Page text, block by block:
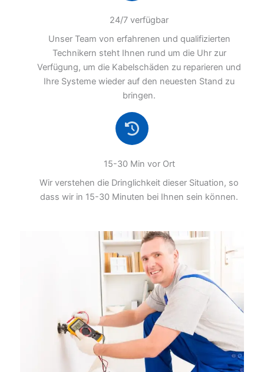
24/7 verfügbar
Unser Team von erfahrenen und qualifizierten
Technikern steht Ihnen rund um die Uhr zur
Verfügung, um die Kabelschäden zu reparieren und
Ihre Systeme wieder auf den neuesten Stand zu
bringen.
15-30 Min vor Ort
Wir verstehen die Dringlichkeit dieser Situation, so
dass wir in 15-30 Minuten bei Ihnen sein können.